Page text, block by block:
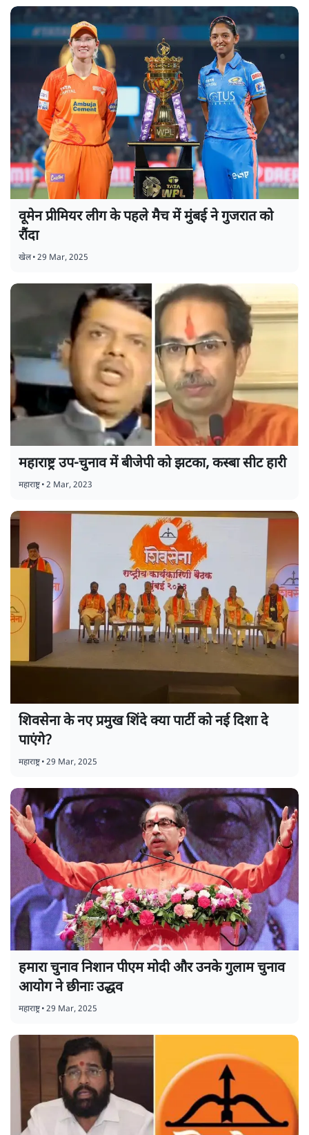
वूमेन प्रीमियर लीग के पहले मैच में मुंबई ने गुजरात को
रौंदा
खेल•29 Mar, 2025
महाराष्ट्र उप-चुनाव में बीजेपी को झटका, कस्बा सीट हारी
महाराष्ट्र•2 Mar, 2023
शिवसेना के नए प्रमुख शिंदे क्या पार्टी को नई दिशा दे
पाएंगे?
महाराष्ट्र•29 Mar, 2025
हमारा चुनाव निशान पीएम मोदी और उनके गुलाम चुनाव
आयोग ने छीनाः उद्धव
महाराष्ट्र•29 Mar, 2025